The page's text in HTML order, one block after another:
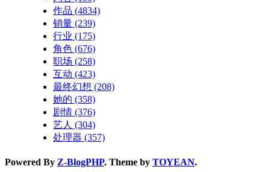
作品 (4834)
销量 (239)
行业 (175)
角色 (676)
职场 (258)
互动 (423)
最终幻想 (208)
她的 (358)
剧情 (376)
艺人 (304)
处理器 (357)
Powered By Z-BlogPHP. Theme by TOYEAN.